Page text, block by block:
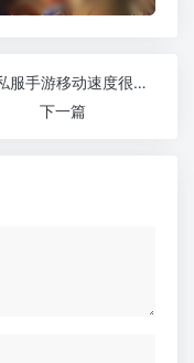
传奇私服手游移动速度很重要
下一篇